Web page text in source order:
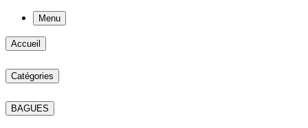
Menu
Accueil
Catégories
BAGUES